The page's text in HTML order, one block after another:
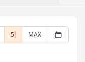
5J MAX